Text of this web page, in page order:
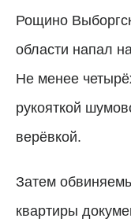
Рощино
области напал
Не менее
рукояткой
верёвкой.
Затем
квартиры